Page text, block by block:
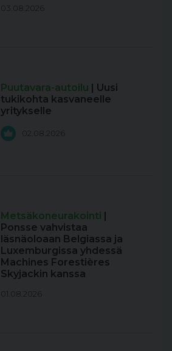
03.08.2026
Puutavara-autoilu | Uusi
tukikohta kasvaneelle
yritykselle
02.08.2026
Metsäkoneurakointi |
Ponsse vahvistaa
läsnäoloaan Belgiassa ja
Luxemburgissa yhdessä
Machines Forestières
Skyjackin kanssa
01.08.2026